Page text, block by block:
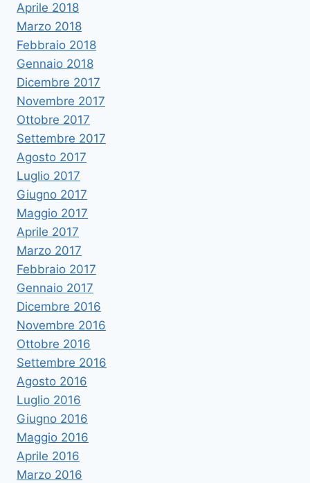
Aprile 2018
Marzo 2018
Febbraio 2018
Gennaio 2018
Dicembre 2017
Novembre 2017
Ottobre 2017
Settembre 2017
Agosto 2017
Luglio 2017
Giugno 2017
Maggio 2017
Aprile 2017
Marzo 2017
Febbraio 2017
Gennaio 2017
Dicembre 2016
Novembre 2016
Ottobre 2016
Settembre 2016
Agosto 2016
Luglio 2016
Giugno 2016
Maggio 2016
Aprile 2016
Marzo 2016